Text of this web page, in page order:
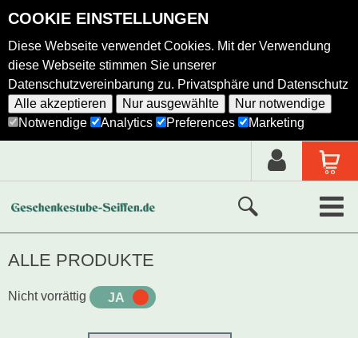
COOKIE EINSTELLUNGEN
Diese Webseite verwendet Cookies. Mit der Verwendung
diese Webseite stimmen Sie unserer
Datenschutzvereinbarung zu. Privatsphäre und Datenschutz
Alle akzeptieren
Nur ausgewählte
Nur notwendige
Notwendige
Analytics Preferences Marketing
Ausgewählte Produkte
ALLE PRODUKTE
Nicht vorrättig JA